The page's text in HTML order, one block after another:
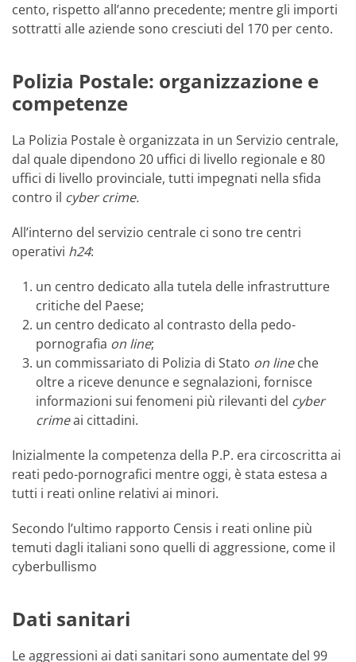
cento, rispetto all’anno precedente; mentre gli importi
sottratti alle aziende sono cresciuti del 170 per cento.
Polizia Postale: organizzazione e
competenze
La Polizia Postale è organizzata in un Servizio centrale,
dal quale dipendono 20 uffici di livello regionale e 80
uffici di livello provinciale, tutti impegnati nella sfida
contro il cyber crime.
All’interno del servizio centrale ci sono tre centri
operativi h24:
un centro dedicato alla tutela delle infrastrutture
critiche del Paese;
un centro dedicato al contrasto della pedo-
pornografia on line;
un commissariato di Polizia di Stato on lineche
oltre a riceve denunce e segnalazioni, fornisce
informazioni sui fenomeni più rilevanti del cyber
crimeai cittadini.
Inizialmente la competenza della P.P. era circoscritta ai
reati pedo-pornografici mentre oggi, è stata estesa a
tutti i reati online relativi ai minori.
Secondo l’ultimo rapporto Censis i reati online più
temuti dagli italiani sono quelli di aggressione, come il
cyberbullismo
Dati sanitari
Le aggressioni ai dati sanitari sono aumentate del 99